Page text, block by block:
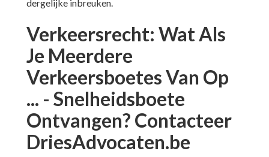
dergelijke inbreuken.
Verkeersrecht: Wat Als
Je Meerdere
Verkeersboetes Van Op
... - Snelheidsboete
Ontvangen? Contacteer
DriesAdvocaten.be